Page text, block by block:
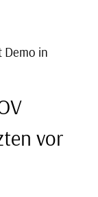
Demo in
vor